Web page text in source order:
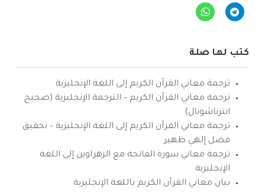
كتب لها صلة
ترجمة معاني القرآن الكريم إلى اللغة الإنجليزية
ترجمة معاني القرآن الكريم – الترجمة الإنجليزية (صحيح
انترناشونال)
ترجمة معاني القرآن الكريم إلى اللغة الإنجليزية – تحقيق
فضل إلهي ظهير
ترجمة معاني سورة الفاتحة مع الزهراوين إلى اللغة
الإنجليزية
بيان معاني القرآن الكريم باللغة الإنجليزية